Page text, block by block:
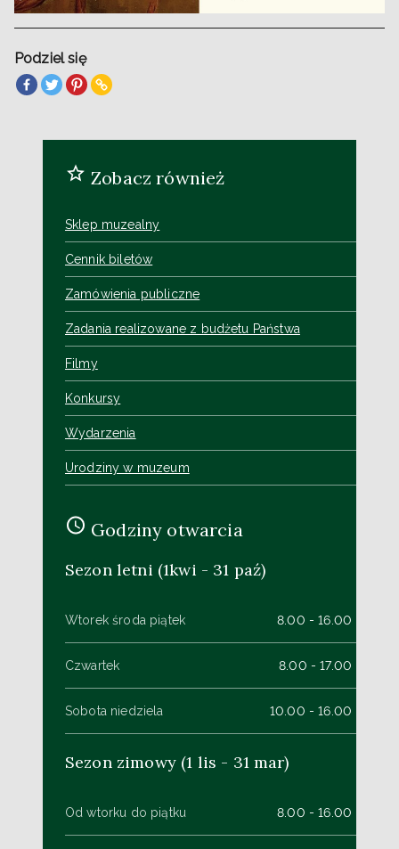
Podziel się
Zobacz również
Sklep muzealny
Cennik biletów
Zamówienia publiczne
Zadania realizowane z budżetu Państwa
Filmy
Konkursy
Wydarzenia
Urodziny w muzeum
Godziny otwarcia
Sezon letni (1kwi - 31 paź)
Wtorek środa piątek 8.00 - 16.00
Czwartek 8.00 - 17.00
Sobota niedziela 10.00 - 16.00
Sezon zimowy (1 lis - 31 mar)
Od wtorku do piątku 8.00 - 16.00